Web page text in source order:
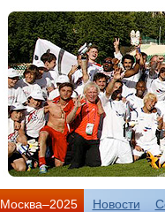
Москва–2025 Новости